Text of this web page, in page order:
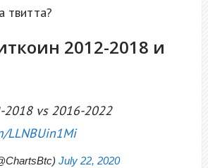
твитта?
2012-2018 и
vs 2016-2022
LLNBUin1Mi
July 22, 2020